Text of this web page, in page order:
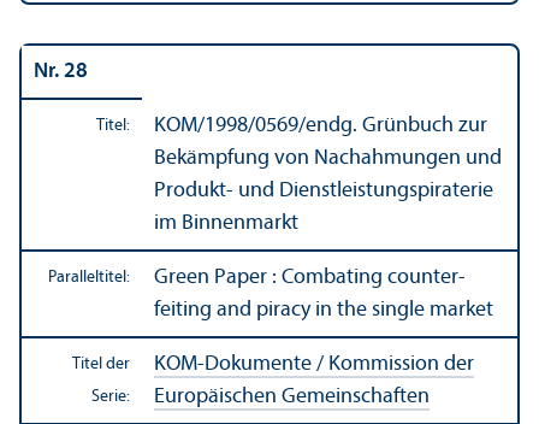
Nr. 28
Titel: KOM/1998/0569/endg. Grünbuch zur
Bekämpfung von Nachahmungen und
Produkt- und Dienstleistungs­piraterie
im Binnen­markt
Paralleltitel:
Green Paper : Combating co­unter­
feiting and piracy in the single market
Titel der
Serie:
KOM-Dokumente / Kommission der
Europäischen Gemeinschaften